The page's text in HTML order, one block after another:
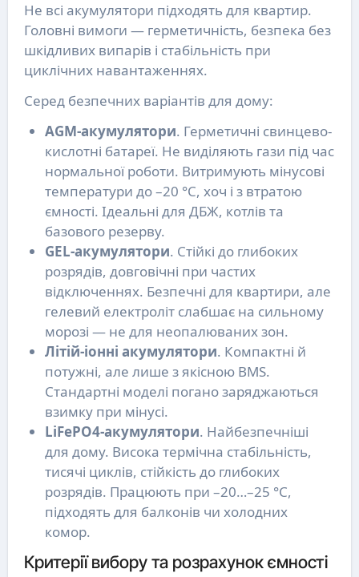
Не всі акумулятори підходять для квартир.
Головні вимоги — герметичність, безпека без
шкідливих випарів і стабільність при
циклічних навантаженнях.
Серед безпечних варіантів для дому:
AGM-акумулятори. Герметичні свинцево-
кислотні батареї. Не виділяють гази під час
нормальної роботи. Витримують мінусові
температури до –20 °C, хоч і з втратою
ємності. Ідеальні для ДБЖ, котлів та
базового резерву.
GEL-акумулятори. Стійкі до глибоких
розрядів, довговічні при частих
відключеннях. Безпечні для квартири, але
гелевий електроліт слабшає на сильному
морозі — не для неопалюваних зон.
Літій-іонні акумулятори. Компактні й
потужні, але лише з якісною BMS.
Стандартні моделі погано заряджаються
взимку при мінусі.
LiFePO4-акумулятори. Найбезпечніші
для дому. Висока термічна стабільність,
тисячі циклів, стійкість до глибоких
розрядів. Працюють при –20…–25 °C,
підходять для балконів чи холодних
комор.
Критерії вибору та розрахунок ємності